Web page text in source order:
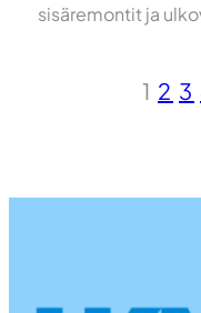
sisäremontit ja
1 2 3